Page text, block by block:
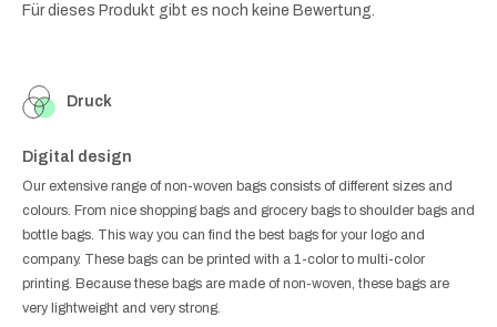
Für dieses Produkt gibt es noch keine Bewertung.
Druck
Digital design
Our extensive range of non-woven bags consists of different sizes and
colours. From nice shopping bags and grocery bags to shoulder bags and
bottle bags. This way you can find the best bags for your logo and
company. These bags can be printed with a 1-color to multi-color
printing. Because these bags are made of non-woven, these bags are
very lightweight and very strong.